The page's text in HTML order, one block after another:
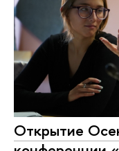
Открытие